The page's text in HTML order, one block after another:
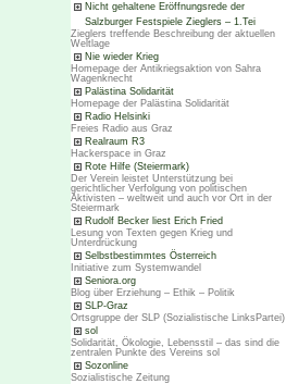
Nicht gehaltene Eröffnungsrede der
Salzburger Festspiele Zieglers – 1.Tei
Zieglers treffende Beschreibung der aktuellen
Weltlage
Nie wieder Krieg
Homepage der Antikriegsaktion von Sahra
Wagenknecht
Palästina Solidarität
Homepage der Palästina Solidarität
Radio Helsinki
Freies Radio aus Graz
Realraum R3
Hackerspace in Graz
Rote Hilfe (Steiermark)
Der Verein leistet Unterstützung bei
gerichtlicher Verfolgung von politischen
Aktivisten – weltweit und auch vor Ort in der
Steiermark
Rudolf Becker liest Erich Fried
Lesung von Texten gegen Krieg und
Unterdrückung
Selbstbestimmtes Österreich
Initiative zum Systemwandel
Seniora.org
Blog über Erziehung – Ethik – Politik
SLP-Graz
Ortsgruppe der SLP (Sozialistische LinksPartei)
sol
Solidarität, Ökologie, Lebensstil – das sind die
zentralen Punkte des Vereins sol
Sozonline
Sozialistische Zeitung